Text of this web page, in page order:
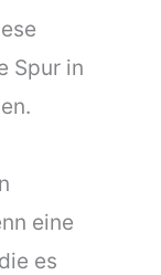
Spur in
eine
es